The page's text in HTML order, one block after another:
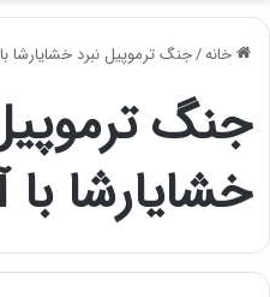
خانه/جنگ ترموپیل نبرد خشایارشا با
جنگ
خشایارشا با